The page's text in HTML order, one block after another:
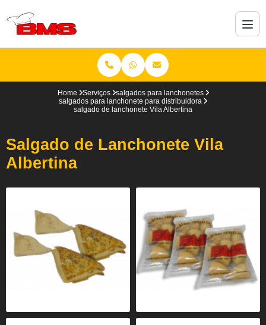
Home Serviços
salgados para lanchonetes
salgados para lanchonete para distribuidora
salgado de lanchonete Vila Albertina
Salgado de Lanchonete Vila
Albertina